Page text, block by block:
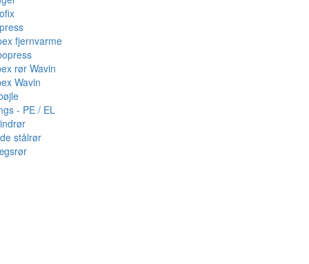
fjernvarme
rør Wavin
Wavin
- PE / EL
stålrør